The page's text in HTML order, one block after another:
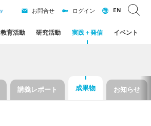
教育活動 研究活動 実践＋発信 イベント
お問合せ ログイン EN
講義レポート 成果物 お知らせ